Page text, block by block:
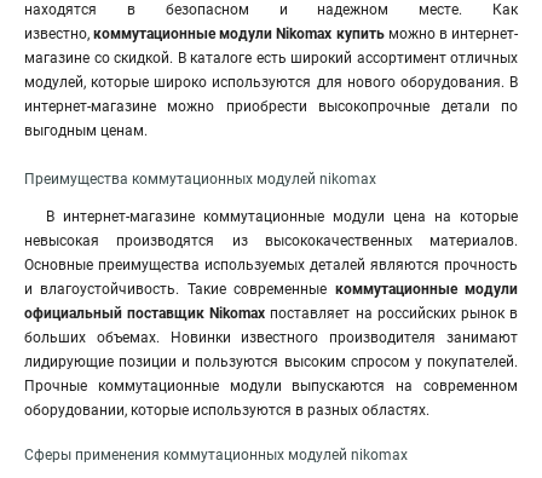
находятся в безопасном и надежном месте. Как
известно,коммутационные модули Nikomax купитьможно в интернет-
магазине со скидкой. В каталоге есть широкий ассортимент отличных
модулей, которые широко используются для нового оборудования. В
интернет-магазине можно приобрести высокопрочные детали по
выгодным ценам.
Преимущества коммутационных модулей nikomax
В интернет-магазине коммутационные модули цена на которые
невысокая производятся из высококачественных материалов.
Основные преимущества используемых деталей являются прочность
и влагоустойчивость. Такие современные коммутационные модули
официальный поставщик Nikomax поставляет на российских рынок в
больших объемах. Новинки известного производителя занимают
лидирующие позиции и пользуются высоким спросом у покупателей.
Прочные коммутационные модули выпускаются на современном
оборудовании, которые используются в разных областях.
Сферы применения коммутационных модулей nikomax